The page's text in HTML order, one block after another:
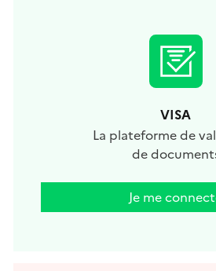
VISA
La plateforme de
de
Je me